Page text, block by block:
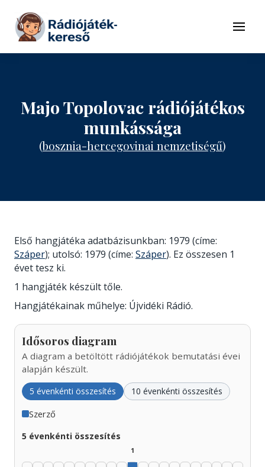
Tovább a tartalomhoz
Menü
Majo Topolovac rádiójátékos
munkássága
(bosznia-hercegovinai nemzetiségű)
Első hangjátéka adatbázisunkban: 1979 (címe:
Száper); utolsó: 1979 (címe: Száper). Ez összesen 1
évet tesz ki.
1 hangjáték készült tőle.
Hangjátékainak műhelye: Újvidéki Rádió.
Idősoros diagram
A diagram a betöltött rádiójátékok bemutatási évei
alapján készült.
5 évenkénti összesítés 10 évenkénti összesítés
Szerző
5 évenkénti összesítés
1